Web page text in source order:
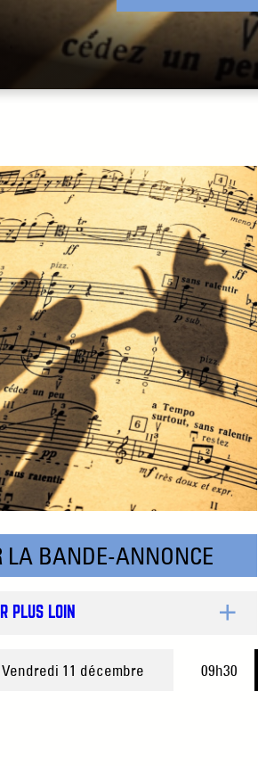
LA BANDE-ANNONCE
PLUS LOIN
Vendredi 11 décembre 09h30